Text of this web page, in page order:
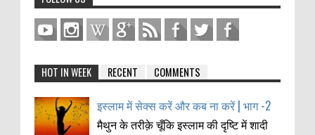
HOT IN WEEK RECENT COMMENTS
इस्लाम में सेक्स करें और कब ना करें | भाग -2
मैथुन के तरीक़े चूँकि इस्लाम की दृष्टि में शादी